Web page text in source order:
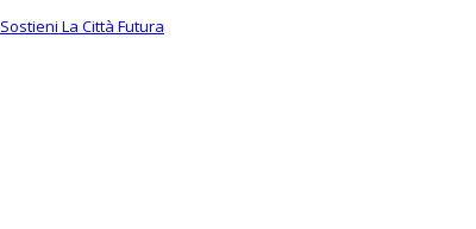
Sostieni La Città Futura